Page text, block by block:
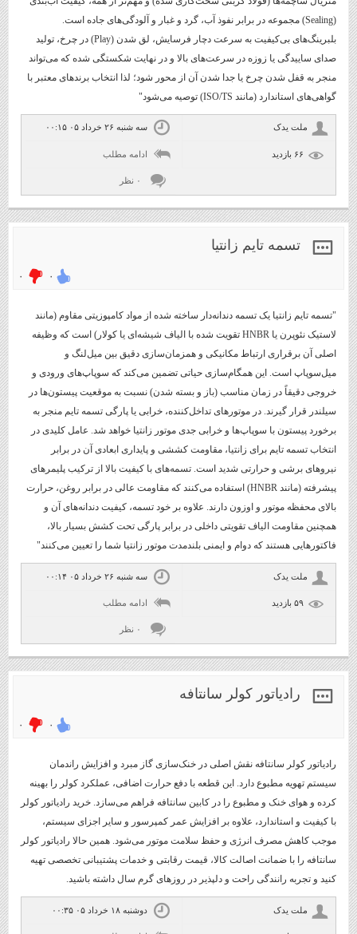
(Sealing) مجموعه در برابر نفوذ آب، گرد و غبار و آلودگی‌های جاده است.
بلبرینگ‌های بی‌کیفیت به سرعت دچار فرسایش، لق شدن (Play) در چرخ، تولید
صدای ساییدگی یا زوزه در سرعت‌های بالا و در نهایت شکستگی شده که می‌تواند
منجر به قفل شدن چرخ یا جدا شدن آن از محور شود؛ لذا انتخاب برندهای معتبر با
گواهی‌های استاندارد (مانند ISO/TS) توصیه می‌شود"
ملت یدک سه شنبه ۲۶ خرداد ۰۵ ۰۰:۱۵
ادامه مطلب
۰ نظر
تسمه تایم زانتیا
۰ ۰
"تسمه تایم زانتیا یک تسمه دندانه‌دار ساخته شده از مواد کامپوزیتی مقاوم (مانند
لاستیک نئوپرن یا HNBR تقویت شده با الیاف شیشه‌ای یا کولار) است که وظیفه
اصلی آن برقراری ارتباط مکانیکی و همزمان‌سازی دقیق بین میل‌لنگ و
میل‌سوپاپ است. این همگام‌سازی حیاتی تضمین می‌کند که سوپاپ‌های ورودی و
خروجی دقیقاً در زمان مناسب (باز و بسته شدن) نسبت به موقعیت پیستون‌ها در
سیلندر قرار گیرند. در موتورهای تداخل‌کننده، خرابی یا پارگی تسمه تایم منجر به
برخورد پیستون با سوپاپ‌ها و خرابی جدی موتور زانتیا خواهد شد. عامل کلیدی در
انتخاب تسمه تایم برای زانتیا، مقاومت کششی و پایداری ابعادی آن در برابر
نیروهای برشی و حرارتی شدید است. تسمه‌های با کیفیت بالا از ترکیب پلیمرهای
پیشرفته (مانند HNBR) استفاده می‌کنند که مقاومت عالی در برابر روغن، حرارت
بالای محفظه موتور و اوزون دارند. علاوه بر خود تسمه، کیفیت دندانه‌های آن و
همچنین مقاومت الیاف تقویتی داخلی در برابر پارگی تحت کشش بسیار بالا،
فاکتورهایی هستند که دوام و ایمنی بلندمدت موتور زانتیا شما را تعیین می‌کنند"
ملت یدک سه شنبه ۲۶ خرداد ۰۵ ۰۰:۱۴
ادامه مطلب
۰ نظر
رادیاتور کولر سانتافه
۰ ۰
رادیاتور کولر سانتافه نقش اصلی در خنک‌سازی گاز مبرد و افزایش راندمان
سیستم تهویه مطبوع دارد. این قطعه با دفع حرارت اضافی، عملکرد کولر را بهینه
کرده و هوای خنک و مطبوع را در کابین سانتافه فراهم می‌سازد. خرید رادیاتور کولر
با کیفیت و استاندارد، علاوه بر افزایش عمر کمپرسور و سایر اجزای سیستم،
موجب کاهش مصرف انرژی و حفظ سلامت موتور می‌شود. همین حالا رادیاتور کولر
سانتافه را با ضمانت اصالت کالا، قیمت رقابتی و خدمات پشتیبانی تخصصی تهیه
کنید و تجربه رانندگی راحت و دلپذیر در روزهای گرم سال داشته باشید.
ملت یدک دوشنبه ۱۸ خرداد ۰۵ ۰۰:۳۵